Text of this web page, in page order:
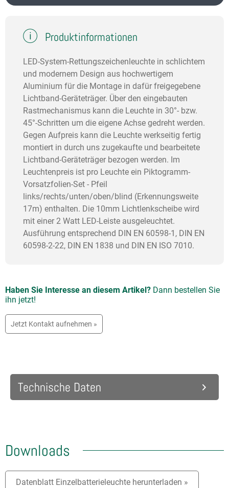
Produktinformationen
LED-System-Rettungszeichenleuchte in schlichtem
und modernem Design aus hochwertigem
Aluminium für die Montage in dafür freigegebene
Lichtband-Geräteträger. Über den eingebauten
Rastmechanismus kann die Leuchte in 30°- bzw.
45°-Schritten um die eigene Achse gedreht werden.
Gegen Aufpreis kann die Leuchte werkseitig fertig
montiert in durch uns zugekaufte und bearbeitete
Lichtband-Geräteträger bezogen werden. Im
Leuchtenpreis ist pro Leuchte ein Piktogramm-
Vorsatzfolien-Set - Pfeil
links/rechts/unten/oben/blind (Erkennungsweite
17m) enthalten. Die 10mm Lichtlenkscheibe wird
mit einer 2 Watt LED-Leiste ausgeleuchtet.
Ausführung entsprechend DIN EN 60598-1, DIN EN
60598-2-22, DIN EN 1838 und DIN EN ISO 7010.
Haben Sie Interesse an diesem Artikel? Dann bestellen Sie
ihn jetzt!
Jetzt Kontakt aufnehmen »
Technische Daten
Downloads
Datenblatt Einzelbatterieleuchte herunterladen »